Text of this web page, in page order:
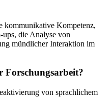
kommunikative Kompetenz,
die Analyse von
mündlicher Interaktion im
Forschungsarbeit?
von sprachlichem